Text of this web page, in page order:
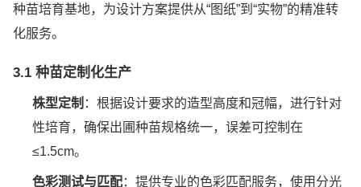
种苗培育基地，为设计方案提供从“图纸”到“实物”的精准转
化服务。
3.1 种苗定制化生产
株型定制 ：根据设计要求的造型高度和冠幅，进行针对
性培育，确保出圃种苗规格统一，误差可控制在
≤1.5cm。
色彩测试与匹配：提供专业的色彩匹配服务，使用分光